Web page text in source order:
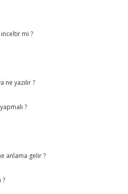
mi ?
ne yazılır ?
?
anlama gelir ?
?